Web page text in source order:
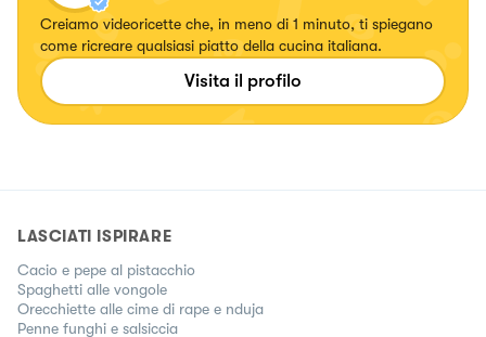
Creiamo videoricette che, in meno di 1 minuto, ti spiegano
come ricreare qualsiasi piatto della cucina italiana.
Visita il profilo
LASCIATI ISPIRARE
Cacio e pepe al pistacchio
Spaghetti alle vongole
Orecchiette alle cime di rape e nduja
Penne funghi e salsiccia